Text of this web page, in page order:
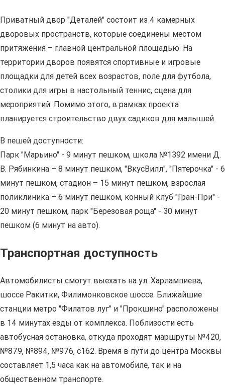
Приватный двор "Деталей" состоит из 4 камерных
дворовых пространств, которые соединены местом
притяжения – главной центральной площадью. На
территории дворов появятся спортивные и игровые
площадки для детей всех возрастов, поле для футбола,
столики для игры в настольный теннис, сцена для
мероприятий. Помимо этого, в рамках проекта
планируется строительство двух садиков для малышей.
В пешей доступности:
Парк "Марьино" - 9 минут пешком, школа №1392 имени Д.
В. Рябинкина – 8 минут пешком, "ВкусВилл", "Пятерочка" - 6
минут пешком, стадион – 15 минут пешком, взрослая
поликлиника – 6 минут пешком, конный клуб "Гран-При" -
20 минут пешком, парк "Березовая роща" - 30 минут
пешком (6 минут на авто).
Транспортная доступность
Автомобилисты смогут выехать на ул. Харлампиева,
шоссе Ракитки, Филимонковское шоссе. Ближайшие
станции метро "Филатов луг" и "Прокшино" расположены
в 14 минутах езды от комплекса. Поблизости есть
автобусная остановка, откуда проходят маршруты №420,
№879, №894, №976, с162. Время в пути до центра Москвы
составляет 1,5 часа как на автомобиле, так и на
общественном транспорте.